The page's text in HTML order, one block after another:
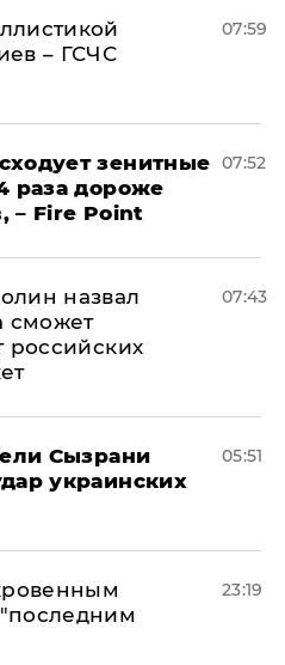
– ГСЧС
07:59
зенитные
раза дороже
– Fire Point
07:52
назвал
сможет
российских
07:43
Сызрани
украинских
05:51
23:19